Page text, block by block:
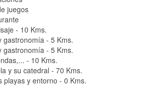
juegos
- 10 Kms.
gastronomía - 5 Kms.
gastronomía - 5 Kms.
- 10 Kms.
y su catedral - 70 Kms.
playas y entorno - 0 Kms.